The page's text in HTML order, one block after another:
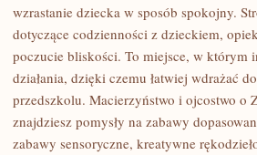
RODZICIELSTWO
BLISKOŚCI
wzrastanie dziecka w sposób spokojny.
dotyczące codzienności z dzieckiem,
poczucie bliskości. To miejsce, w którym
działania, dzięki czemu łatwiej wdrażać
przedszkolu. Macierzyństwo i ojcostwo o
znajdziesz pomysły na zabawy
zabawy sensoryczne, kreatywne